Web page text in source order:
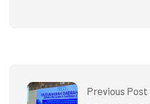
Previous Post